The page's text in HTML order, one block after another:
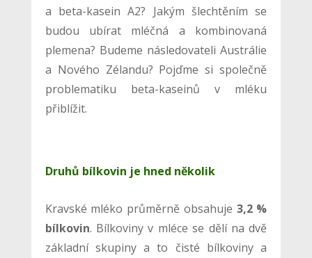
a beta-kasein A2? Jakým šlechtěním se
budou ubírat mléčná a kombinovaná
plemena? Budeme následovateli Austrálie
a Nového Zélandu? Pojďme si společně
problematiku beta-kaseinů v mléku
přiblížit.
Druhů bílkovin je hned několik
Kravské mléko průměrně obsahuje 3,2 %
bílkovin. Bílkoviny v mléce se dělí na dvě
základní skupiny a to čisté bílkoviny a